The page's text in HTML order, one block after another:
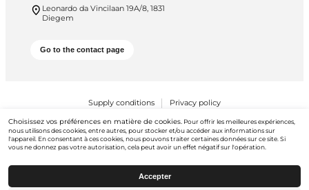
Leonardo da Vincilaan 19A/8, 1831
Diegem
Go to the contact page
Supply conditions Privacy policy
PEO B.V. © 2026 Tous droits réservés
Choisissez vos préférences en matière de cookies. Pour offrir les meilleures expériences,
nous utilisons des cookies, entre autres, pour stocker et/ou accéder aux informations sur
l'appareil. En consentant à ces cookies, nous pouvons traiter certaines données sur ce site. Si
vous ne donnez pas votre autorisation, cela peut avoir un effet négatif sur l'opération.
Accepter